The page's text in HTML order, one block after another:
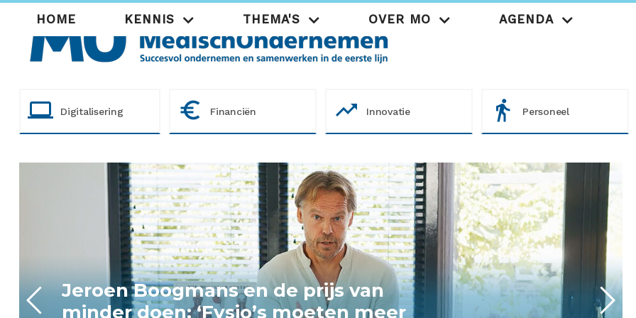
Hoofdnavigatie
HOME KENNIS THEMA'S OVER MO AGENDA
computer Digitalisering euro_symbol Financiën trending_up Innovatie directions_walk Personeel
Jeroen Boogmans en de prijs van
minder doen: ‘Fysio’s moeten meer